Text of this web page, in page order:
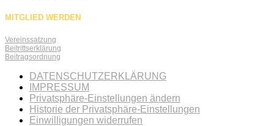
MITGLIED WERDEN
Vereinssatzung
Beitrittserklärung
Beitragsordnung
DATENSCHUTZERKLÄRUNG
IMPRESSUM
Privatsphäre-Einstellungen ändern
Historie der Privatsphäre-Einstellungen
Einwilligungen widerrufen